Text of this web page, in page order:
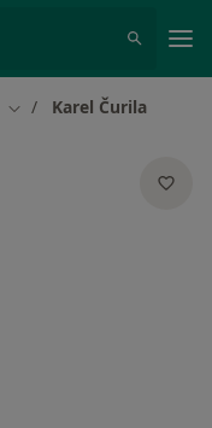
Změna města
Karel Čurila